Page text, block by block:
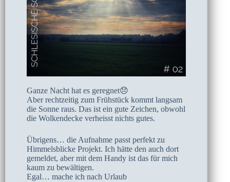
Ganze Nacht hat es geregnet😞
Aber rechtzeitig zum Frühstück kommt langsam
die Sonne raus. Das ist ein gute Zeichen, obwohl
die Wolkendecke verheisst nichts gutes.
Übrigens… die Aufnahme passt perfekt zu
Himmelsblicke Projekt. Ich hätte den auch dort
gemeldet, aber mit dem Handy ist das für mich
kaum zu bewältigen.
Egal… mache ich nach Urlaub